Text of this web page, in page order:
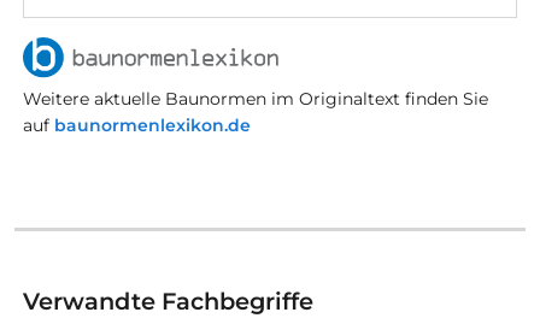
Weitere aktuelle Baunormen im Originaltext finden Sie
auf baunormenlexikon.de
Verwandte Fachbegriffe